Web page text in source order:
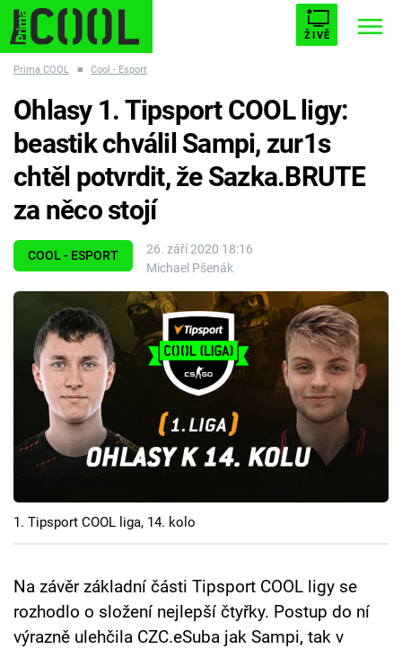
ŽIVĚ
ESCAPE PLNEJ KOTEL AVENGERS 5
Témata
Filmy
Seriály
Hry
Cool Esport
Pořady
TV Program
Přihlášení
Prima COOL ■ Cool - Esport
COOL - ESPORT
26. září 2020 18:16
Michael Pšenák
Ohlasy 1. Tipsport COOL ligy:
beastik chválil Sampi, zur1s
chtěl potvrdit, že Sazka.BRUTE
za něco stojí
1. Tipsport COOL liga, 14. kolo
Na závěr základní části Tipsport COOL ligy se
rozhodlo o složení nejlepší čtyřky. Postup do ní
výrazně ulehčila CZC.eSuba jak Sampi, tak v